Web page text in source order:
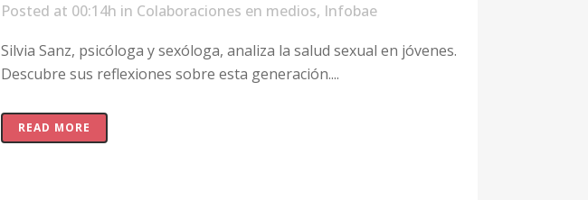
Posted at 00:14h in Colaboraciones en medios, Infobae
Silvia Sanz, psicóloga y sexóloga, analiza la salud sexual en jóvenes.
Descubre sus reflexiones sobre esta generación....
READ MORE